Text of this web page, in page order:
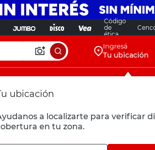
Código
de
ética
Ingresá
Tu ubicación
ubicación
a localizarte para verificar
en tu zona.